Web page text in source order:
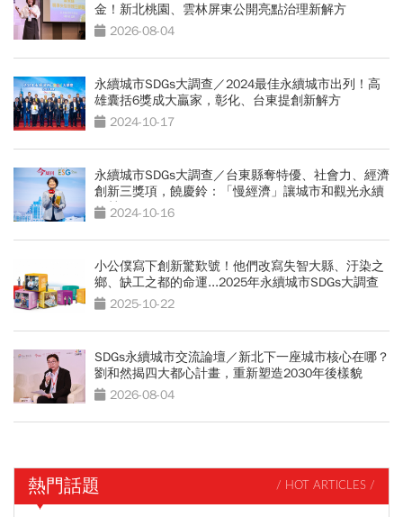
金！新北桃園、雲林屏東公開亮點治理新解方
2026-08-04
永續城市SDGs大調查／2024最佳永續城市出列！高
雄囊括6獎成大贏家，彰化、台東提創新解方
2024-10-17
永續城市SDGs大調查／台東縣奪特優、社會力、經濟
創新三獎項，饒慶鈴：「慢經濟」讓城市和觀光永續
經營2024-10-16
小公僕寫下創新驚歎號！他們改寫失智大縣、汙染之
鄉、缺工之都的命運...2025年永續城市SDGs大調查
2025-10-22
SDGs永續城市交流論壇／新北下一座城市核心在哪？
劉和然揭四大都心計畫，重新塑造2030年後樣貌
2026-08-04
熱門話題 / HOT ARTICLES /